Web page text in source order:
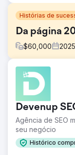
Histórias de
Da página
$60,000 2025
Desafio
Após uma
SEO para
visibilidade e
resultados
Solução
A Konstruct Digital
backlinking e
Devenup
Agência de SEO
seu negócio
Histórico